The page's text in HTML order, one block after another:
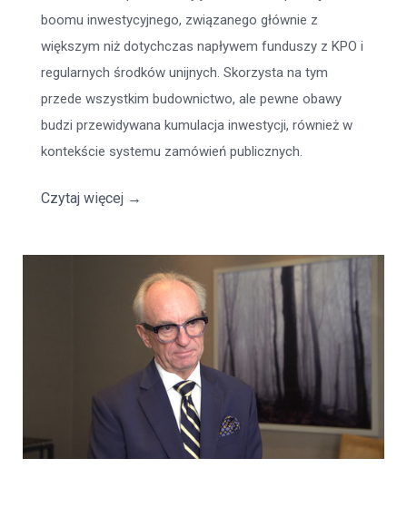
boomu inwestycyjnego, związanego głównie z
większym niż dotychczas napływem funduszy z KPO i
regularnych środków unijnych. Skorzysta na tym
przede wszystkim budownictwo, ale pewne obawy
budzi przewidywana kumulacja inwestycji, również w
kontekście systemu zamówień publicznych.
Czytaj więcej →